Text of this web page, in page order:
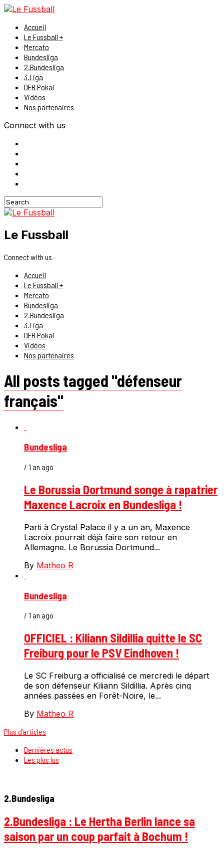
Accueil
Le Fussball +
Mercato
Bundesliga
2.Bundesliga
3.Liga
DFB Pokal
Vidéos
Nos partenaires
Connect with us
Le Fussball
Connect with us
Accueil
Le Fussball +
Mercato
Bundesliga
2.Bundesliga
3.Liga
DFB Pokal
Vidéos
Nos partenaires
All posts tagged "défenseur
français"
Bundesliga
/ 1 an ago
Le Borussia Dortmund songe à rapatrier
Maxence Lacroix en Bundesliga !
Parti à Crystal Palace il y a un an, Maxence
Lacroix pourrait déjà faire son retour en
Allemagne. Le Borussia Dortmund...
By Matheo R
Bundesliga
/ 1 an ago
OFFICIEL : Kiliann Sildillia quitte le SC
Freiburg pour le PSV Eindhoven !
Le SC Freiburg a officialisé ce mercredi le départ
de son défenseur Kiliann Sildillia. Après cinq
années passées en Forêt-Noire, le...
By Matheo R
Plus d’articles
Dernières actus
Les plus lus
2.Bundesliga
2.Bundesliga : Le Hertha Berlin lance sa
saison par un coup parfait à Bochum !